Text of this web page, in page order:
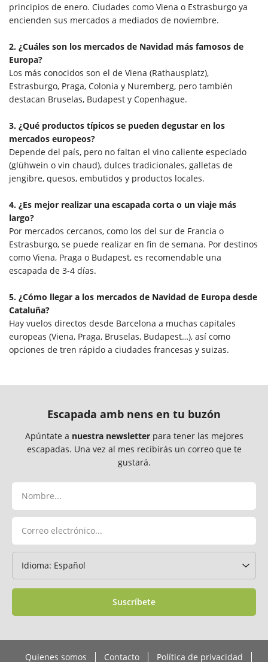
principios de enero. Ciudades como Viena o Estrasburgo ya
encienden sus mercados a mediados de noviembre.
2. ¿Cuáles son los mercados de Navidad más famosos de
Europa?
Los más conocidos son el de Viena (Rathausplatz),
Estrasburgo, Praga, Colonia y Nuremberg, pero también
destacan Bruselas, Budapest y Copenhague.
3. ¿Qué productos típicos se pueden degustar en los
mercados europeos?
Depende del país, pero no faltan el vino caliente especiado
(glühwein o vin chaud), dulces tradicionales, galletas de
jengibre, quesos, embutidos y productos locales.
4. ¿Es mejor realizar una escapada corta o un viaje más
largo?
Por mercados cercanos, como los del sur de Francia o
Estrasburgo, se puede realizar en fin de semana. Por destinos
como Viena, Praga o Budapest, es recomendable una
escapada de 3-4 días.
5. ¿Cómo llegar a los mercados de Navidad de Europa desde
Cataluña?
Hay vuelos directos desde Barcelona a muchas capitales
europeas (Viena, Praga, Bruselas, Budapest…), así como
opciones de tren rápido a ciudades francesas y suizas.
Escapada amb nens en tu buzón
Apúntate a nuestra newsletterpara tener las mejores
escapadas. Una vez al mes recibirás un correo que te
gustará.
Suscríbete
Quienes somos Contacto Política de privacidad